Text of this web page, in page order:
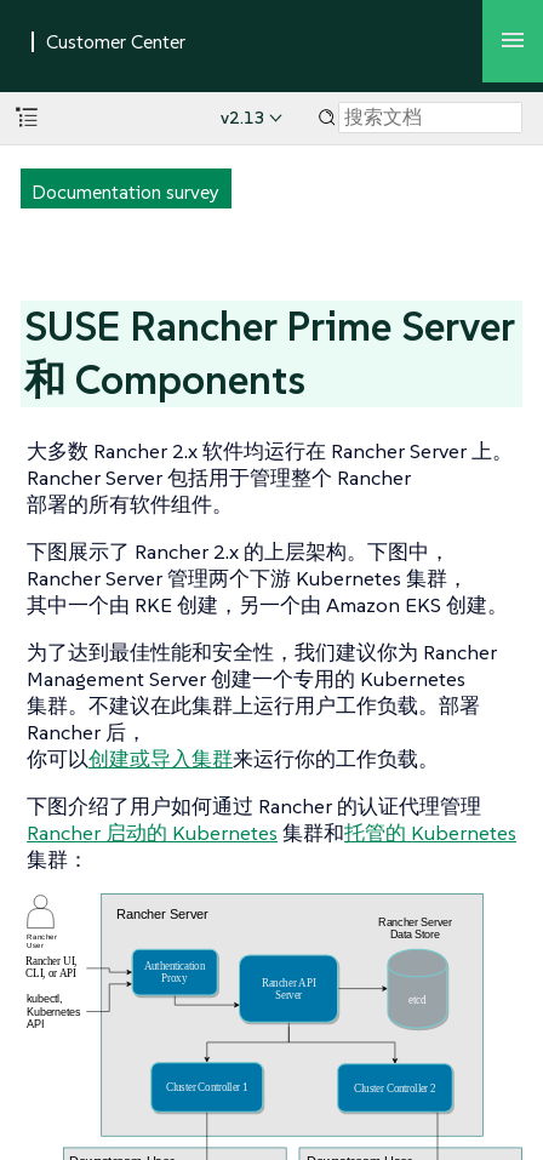
v2.13
Documentation survey
SUSE Rancher Prime Server
和 Components
大多数 Rancher 2.x 软件均运行在 Rancher Server 上。
Rancher Server 包括用于管理整个 Rancher
部署的所有软件组件。
下图展示了 Rancher 2.x 的上层架构。下图中，
Rancher Server 管理两个下游 Kubernetes 集群，
其中一个由 RKE 创建，另一个由 Amazon EKS 创建。
为了达到最佳性能和安全性，我们建议你为 Rancher
Management Server 创建一个专用的 Kubernetes
集群。不建议在此集群上运行用户工作负载。部署
Rancher 后，
你可以创建或导入集群来运行你的工作负载。
下图介绍了用户如何通过 Rancher 的认证代理管理
Rancher 启动的 Kubernetes 集群和托管的 Kubernetes
集群：